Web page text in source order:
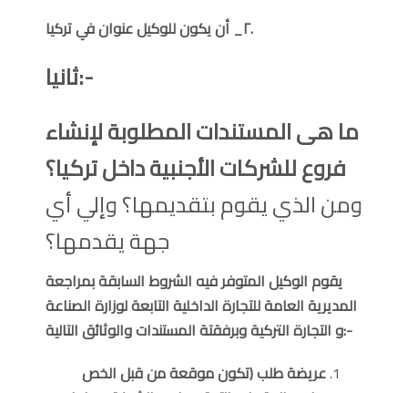
٢_ أن يكون للوكيل عنوان في تركيا.
ثانيا:-
ما هى المستندات المطلوبة لإنشاء
فروع للشركات الأجنبية داخل تركيا؟
ومن الذي يقوم بتقديمها؟ وإلي أي
جهة يقدمها؟
يقوم الوكيل المتوفر فيه الشروط السابقة بمراجعة
المديرية العامة للتجارة الداخلية التابعة لوزارة الصناعة
و التجارة التركية وبرفقتة المستندات والوثائق التالية:-
عريضة طلب (تكون موقعة من قبل الخص